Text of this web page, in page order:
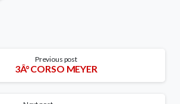
Previous post
3Â° CORSO MEYER